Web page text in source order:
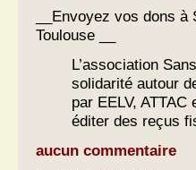
__Envoyez vos dons
Toulouse __
L’association
solidarité autour
par EELV,
éditer des reçus
aucun commentaire